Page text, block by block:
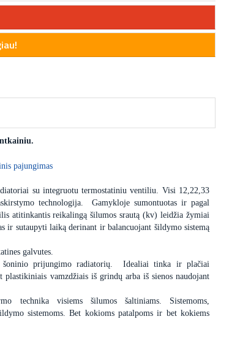
pajungimas
su integruotu termostatiniu ventiliu. Visi 12,22,33
technologija. Gamykloje sumontuotas ir pagal
atitinkantis reikalingą šilumos srautą (kv) leidžia žymiai
ir sutaupyti laiką derinant ir balancuojant šildymo sistemą
galvutes.
prijungimo radiatorių. Idealiai tinka ir plačiai
plastikiniais vamzdžiais iš grindų arba iš sienos naudojant
technika visiems šilumos šaltiniams. Sistemoms,
sistemoms. Bet kokioms patalpoms ir bet kokiems